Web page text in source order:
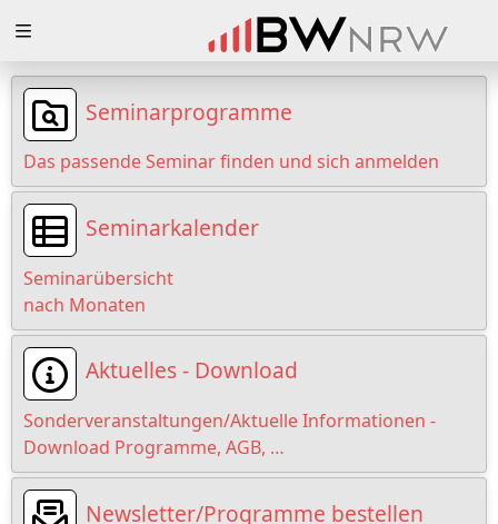
Loading
Loading
Loading
Loading
Loading
Loading
Seminarprogramme
Das passende Seminar finden und sich anmelden
Seminarkalender
Seminarübersicht
nach Monaten
Aktuelles - Download
Sonderveranstaltungen/Aktuelle Informationen -
Download Programme, AGB, …
Newsletter/Programme bestellen